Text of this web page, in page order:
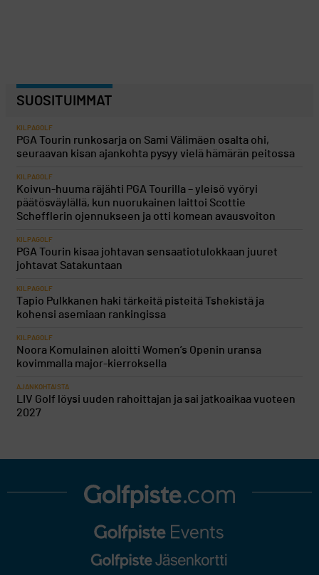
SUOSITUIMMAT
KILPAGOLF
PGA Tourin runkosarja on Sami Välimäen osalta ohi,
seuraavan kisan ajankohta pysyy vielä hämärän peitossa
KILPAGOLF
Koivun-huuma räjähti PGA Tourilla – yleisö vyöryi
päätösväylällä, kun nuorukainen laittoi Scottie
Schefflerin ojennukseen ja otti komean avausvoiton
KILPAGOLF
PGA Tourin kisaa johtavan sensaatiotulokkaan juuret
johtavat Satakuntaan
KILPAGOLF
Tapio Pulkkanen haki tärkeitä pisteitä Tshekistä ja
kohensi asemiaan rankingissa
KILPAGOLF
Noora Komulainen aloitti Women’s Openin uransa
kovimmalla major-kierroksella
AJANKOHTAISTA
LIV Golf löysi uuden rahoittajan ja sai jatkoaikaa vuoteen
2027